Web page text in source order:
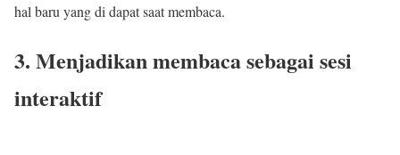
hal baru yang di dapat saat membaca.
3. Menjadikan membaca sebagai sesi
interaktif